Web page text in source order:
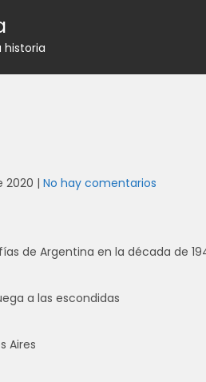
historia
2020 | No hay comentarios
de Argentina en la década de
a las escondidas
Aires